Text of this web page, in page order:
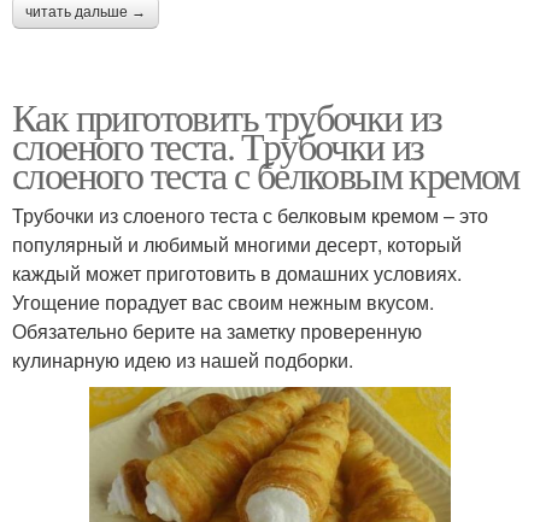
читать дальше →
Как приготовить трубочки из
слоеного теста. Трубочки из
слоеного теста с белковым кремом
Трубочки из слоеного теста с белковым кремом – это
популярный и любимый многими десерт, который
каждый может приготовить в домашних условиях.
Угощение порадует вас своим нежным вкусом.
Обязательно берите на заметку проверенную
кулинарную идею из нашей подборки.